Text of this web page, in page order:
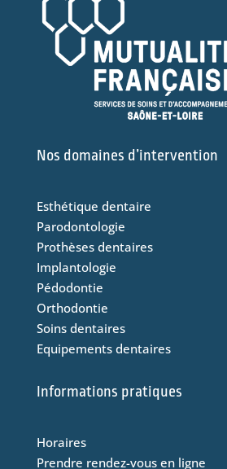
Nos domaines d’intervention
Esthétique dentaire
Parodontologie
Prothèses dentaires
Implantologie
Pédodontie
Orthodontie
Soins dentaires
Equipements dentaires
Informations pratiques
Horaires
Prendre rendez-vous en ligne